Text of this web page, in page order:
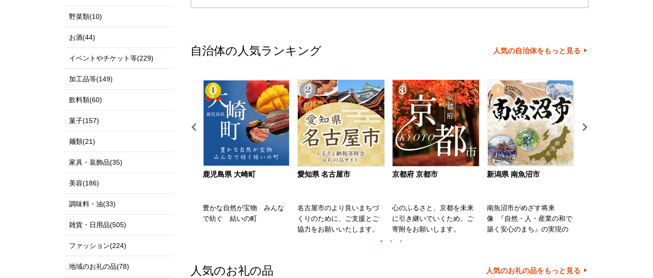
自治体の人気ランキング 人気の自治体をもっと見る
私たちのまち北栄町は、鳥
口約14,000人の町です。
松の景色が美しい北条砂丘
を望む黒ぼく地帯の丘陵地
12
島根県 出雲市
出雲市は、「神話の國出
とともに、出雲大社、荒神
歴史・文化遺産と、日本
豊かな自然に恵まれた地域
鹿児島県 大崎町
豊かな自然が宝物 みんな
で紡ぐ 結いの町
愛知県 名古屋市
名古屋市のより良いまちづ
くりのために、ご支援とご
協力をお願いいたします。
京都府 京都市
心のふるさと、京都を未来
に引き継いでいくため、ご
寄附をお願いします。
4
新潟県 南魚沼市
南魚沼市がめざす将来
像 『自然・人・産業の和で
築く安心のまち』の実現の
す。
人気のお礼の品 人気のお礼の品をもっと見る
野菜類(10)
お酒(44)
イベントやチケット等(229)
加工品等(149)
飲料類(60)
菓子(157)
麺類(21)
家具・装飾品(35)
美容(186)
調味料・油(33)
雑貨・日用品(505)
ファッション(224)
地域のお礼の品(78)